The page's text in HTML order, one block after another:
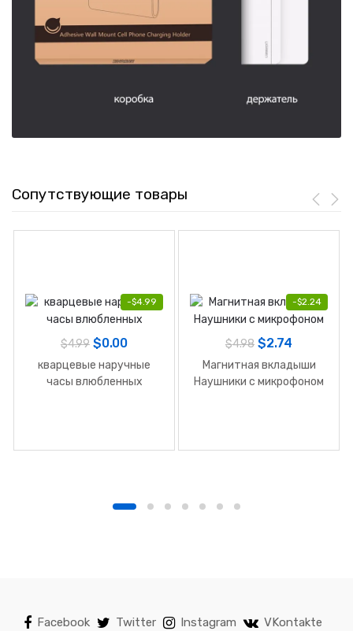
Сопутствующие товары
-$4.99
$4.99 $0.00
кварцевые наручные
часы влюбленных
-$2.24
$4.98 $2.74
Магнитная вкладыши
Наушники с микрофоном
Facebook Twitter Instagram VKontakte